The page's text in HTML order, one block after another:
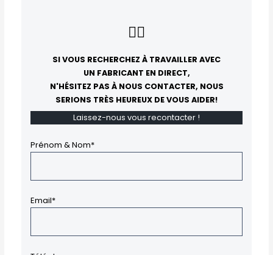
👇🏻
SI VOUS RECHERCHEZ À TRAVAILLER AVEC
UN FABRICANT EN DIRECT,
N'HÉSITEZ PAS À NOUS CONTACTER, NOUS
SERIONS TRÈS HEUREUX DE VOUS AIDER!
Laissez-nous vous recontacter !
Prénom & Nom*
Email*